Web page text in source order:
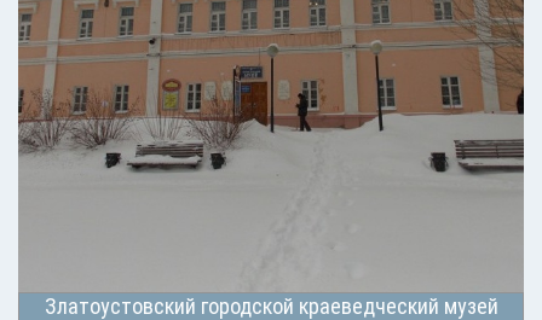
Златоустовский городской краеведческий музей